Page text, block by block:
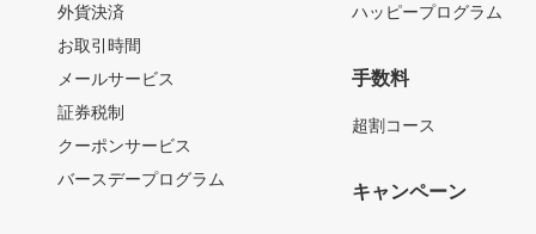
外貨決済
お取引時間
メールサービス
証券税制
クーポンサービス
バースデープログラム
ハッピープログラム
手数料
超割コース
キャンペーン